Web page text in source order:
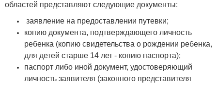
областей представляют следующие документы:
заявление на предоставлении путевки;
копию документа, подтверждающего личность
ребенка (копию свидетельства о рождении ребенка,
для детей старше 14 лет - копию паспорта);
паспорт либо иной документ, удостоверяющий
личность заявителя (законного представителя